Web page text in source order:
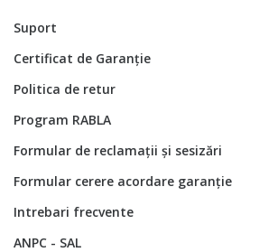
Suport
Certificat de Garanție
Politica de retur
Program RABLA
Formular de reclamații și sesizări
Formular cerere acordare garanție
Intrebari frecvente
ANPC - SAL